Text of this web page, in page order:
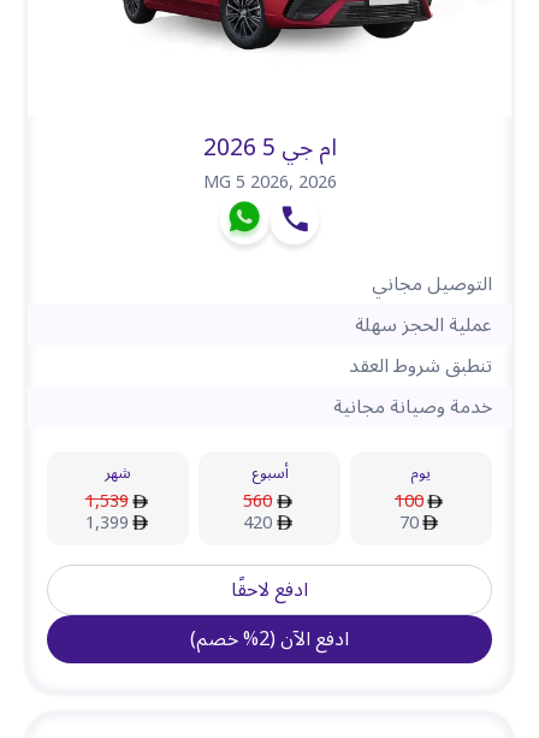
ام جي 5 2026
MG 5 2026,2026
التوصيل مجاني
عملية الحجز سهلة
تنطبق شروط العقد
خدمة وصيانة مجانية
يوم
100
70
أسبوع
560
420
شهر
1,539
1,399
ادفع لاحقًا
ادفع الآن(
2
%خصم)